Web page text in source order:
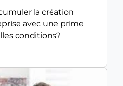
la création
avec une prime
conditions?